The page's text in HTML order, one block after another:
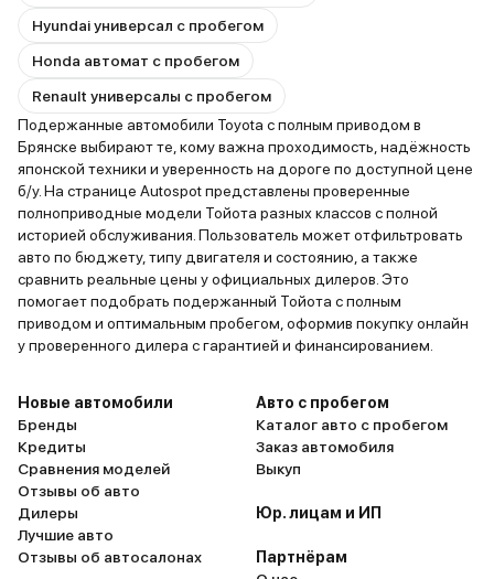
Hyundai универсал с пробегом
Honda автомат с пробегом
Renault универсалы с пробегом
Подержанные автомобили Toyota с полным приводом в
Брянске выбирают те, кому важна проходимость, надёжность
японской техники и уверенность на дороге по доступной цене
б/у. На странице Autospot представлены проверенные
полноприводные модели Тойота разных классов с полной
историей обслуживания. Пользователь может отфильтровать
авто по бюджету, типу двигателя и состоянию, а также
сравнить реальные цены у официальных дилеров. Это
помогает подобрать подержанный Тойота с полным
приводом и оптимальным пробегом, оформив покупку онлайн
у проверенного дилера с гарантией и финансированием.
Новые автомобили
Бренды
Кредиты
Сравнения моделей
Отзывы об авто
Дилеры
Лучшие авто
Отзывы об автосалонах
Авто с пробегом
Каталог авто с пробегом
Заказ автомобиля
Выкуп
Юр. лицам и ИП
Партнёрам